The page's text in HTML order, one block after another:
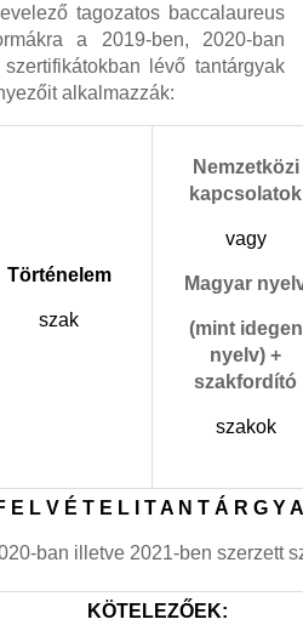
tagozatos baccalaureus
a 2019-ben, 2020-ban
lévő tantárgyak
alkalmazzák:
Történelem
szak
Nemzetközi
kapcsolatok
vagy
Magyar
(mint idegen
nyelv) +
szakfordító
szakok
E L V É T E L I T A N T Á R G Y
ban illetve 2021-ben szerzett
KÖTELEZŐEK: